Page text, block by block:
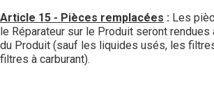
Article 15 - Pièces remplacées : Les
le Réparateur sur le Produit seront rendues
du Produit (sauf les liquides usés, les
filtres à carburant).